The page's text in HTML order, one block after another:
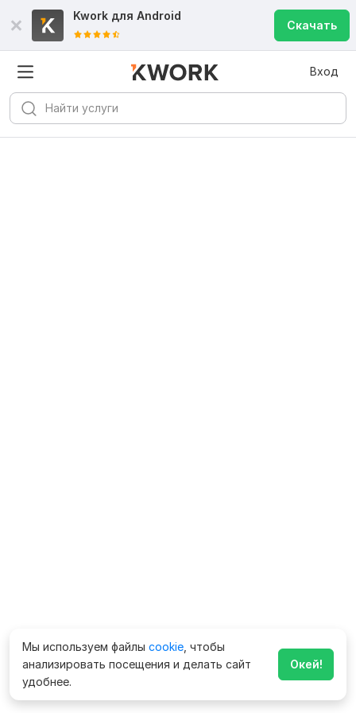
Kwork для Android
Скачать
Вход
Мы используем файлы cookie , чтобы
анализировать посещения и делать сайт
удобнее.
Окей!